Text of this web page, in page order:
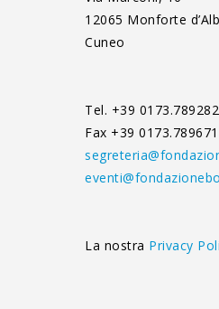
12065 Monforte
Cuneo
Tel. +39 0173.789282
Fax +39 0173.789671
La nostra Privacy